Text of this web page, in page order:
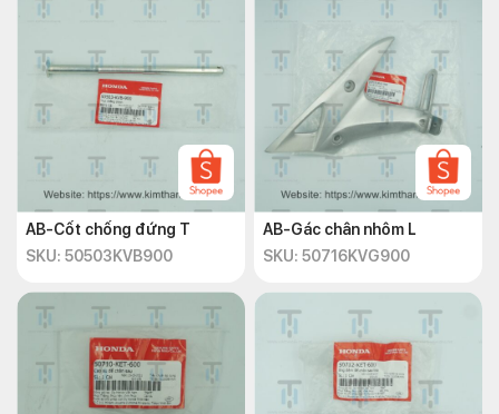
AB-Cốt chống đứng T
SKU: 50503KVB900
AB-Gác chân nhôm L
SKU: 50716KVG900